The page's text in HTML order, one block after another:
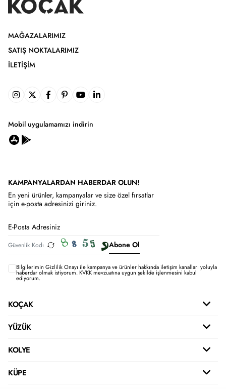
MAĞAZALARIMIZ
SATIŞ NOKTALARIMIZ
İLETIŞIM
Mobil uygulamamızı indirin
KAMPANYALARDAN HABERDAR OLUN!
En yeni ürünler, kampanyalar ve size özel fırsatlar
için e-posta adresinizi giriniz.
Abone Ol
Bilgilerimin Gizlilik Onayı ile kampanya ve ürünler hakkında iletişim kanalları yoluyla
haberdar olmak istiyorum.KVKK mevzuatına uygun şekilde işlenmesini kabul
ediyorum.
KOÇAK
YÜZÜK
KOLYE
KÜPE